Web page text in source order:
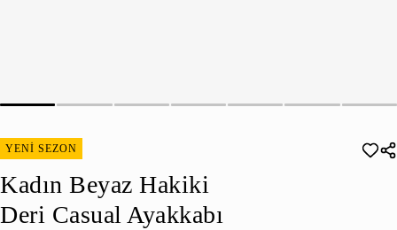
YENİ SEZON
Kadın Beyaz Hakiki
Deri Casual Ayakkabı